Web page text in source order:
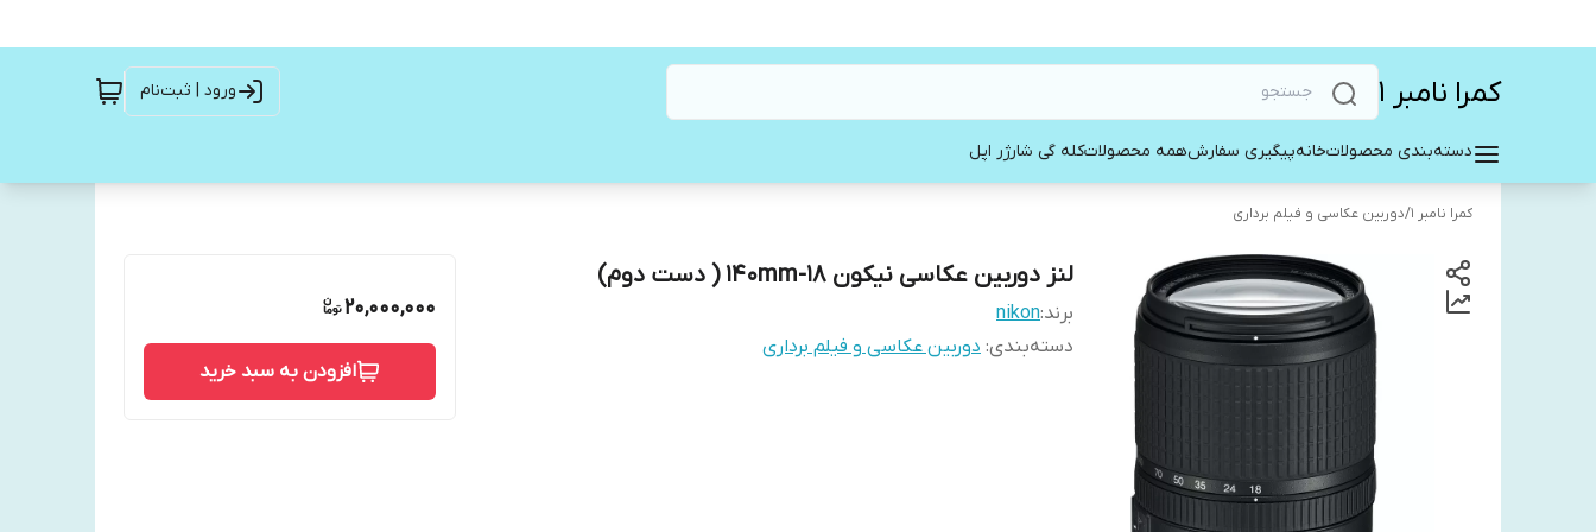
کمرا نامبر ۱ ورود | ثبت‌نام
دسته‌بندی محصولاتخانهپیگیری سفارشهمه محصولاتکله گی شارژر اپل
کمرا نامبر ۱ /دوربین عکاسی و فیلم برداری
لنز دوربین عکاسی نیکون 18-140mm ( دست دوم)
برند:nikon
دسته‌بندی: دوربین عکاسی و فیلم برداری
20,000,000
افزودن به سبد خرید